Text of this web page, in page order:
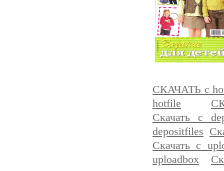
СКАЧАТЬ с
hotfile
Скачать с
depositfiles
Скачать с
uploadbox